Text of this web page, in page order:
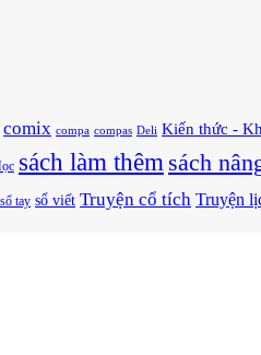
comix compa compas Deli Kiến thức -
sách làm thêm sách
sổ tay sổ viết Truyện cổ tích Truyện